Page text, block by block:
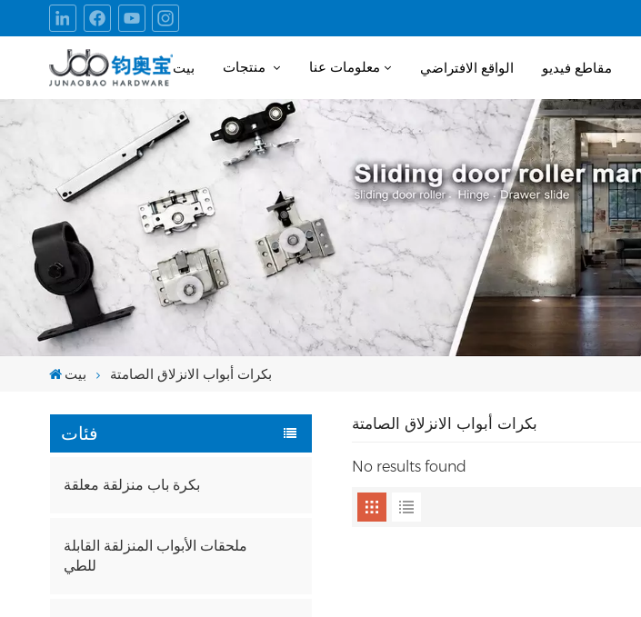
بيت معلومات عنا الواقع الافتراضي مقاطع فيديو
بيت بكرات أبواب الانزلاق الصامتة
فئات
بكرة باب منزلقة معلقة
ملحقات الأبواب المنزلقة القابلة
للطي
بكرات أبواب الانزلاق الصامتة
No results found